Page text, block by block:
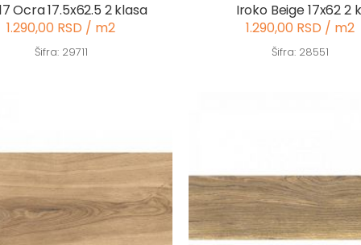
Ocra 17.5x62.5 2 klasa
1.290,00 RSD / m2
Šifra: 29711
Iroko Beige 17x62 2
1.290,00 RSD / m2
Šifra: 28551